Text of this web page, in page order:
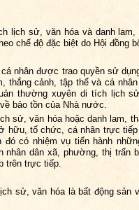
lịch sử, văn hóa và danh
chế độ đặc biệt do Hội đồng
nhân được trao quyền sử
thắng cảnh, tập thể và cá
thường xuyên di tích lịch
bảo tồn của Nhà nước.
sử, văn hóa hoặc danh lam,
hữu, tổ chức, cá nhân trực
đó có nhiệm vụ tiến hành
nhân dân xã, phường, thị
trên trực tiếp.
sử, văn hóa là bất động sản